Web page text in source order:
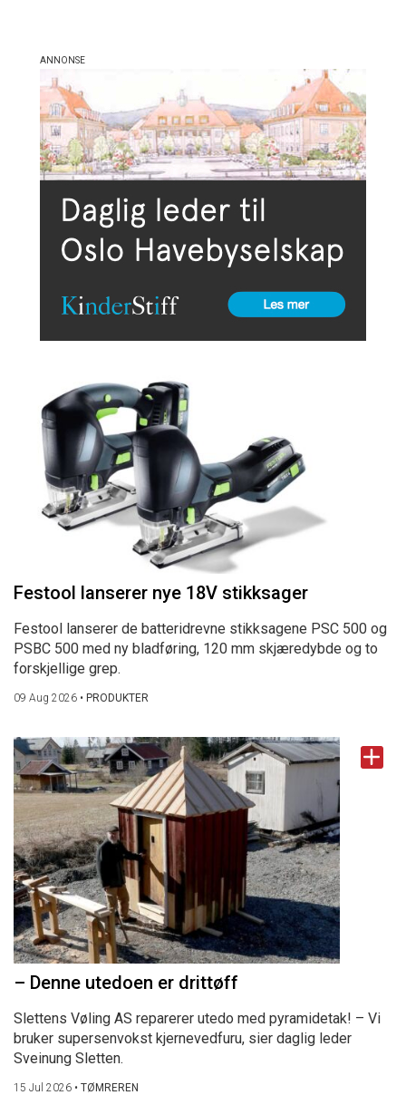
Festool lanserer nye 18V stikksager
Festool lanserer de batteridrevne stikksagene PSC 500 og
PSBC 500 med ny bladføring, 120 mm skjæredybde og to
forskjellige grep.
09 Aug 2026 • PRODUKTER
– Denne utedoen er drittøff
Slettens Vøling AS reparerer utedo med pyramidetak! – Vi
bruker supersenvokst kjernevedfuru, sier daglig leder
Sveinung Sletten.
15 Jul 2026 • TØMREREN